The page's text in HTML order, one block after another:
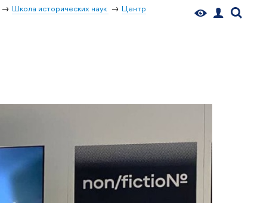
Школа исторических наук
Центр